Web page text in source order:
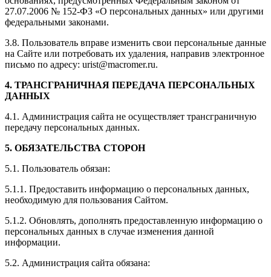
27.07.2006 № 152-ФЗ «О персональных данных» или другими
федеральными законами.
3.8. Пользователь вправе изменить свои персональные данные
на Сайте или потребовать их удаления, направив электронное
письмо по адресу: urist@macromer.ru.
4. ТРАНСГРАНИЧНАЯ ПЕРЕДАЧА ПЕРСОНАЛЬНЫХ
ДАННЫХ
4.1. Администрация сайта не осуществляет трансграничную
передачу персональных данных.
5. ОБЯЗАТЕЛЬСТВА СТОРОН
5.1. Пользователь обязан:
5.1.1. Предоставить информацию о персональных данных,
необходимую для пользования Сайтом.
5.1.2. Обновлять, дополнять предоставленную информацию о
персональных данных в случае изменения данной
информации.
5.2. Администрация сайта обязана: